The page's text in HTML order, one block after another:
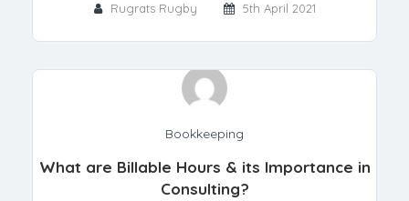
Rugrats Rugby 5th April 2021
Bookkeeping
What are Billable Hours & its Importance in
Consulting?